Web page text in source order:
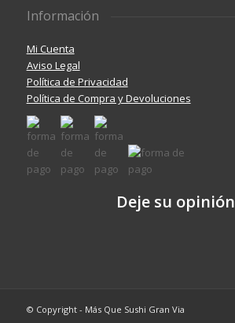
Información
Mi Cuenta
Aviso Legal
Política de Privacidad
Política de Compra y Devoluciones
Deje su opinión
© Copyright - Más Que Sushi Gran Via